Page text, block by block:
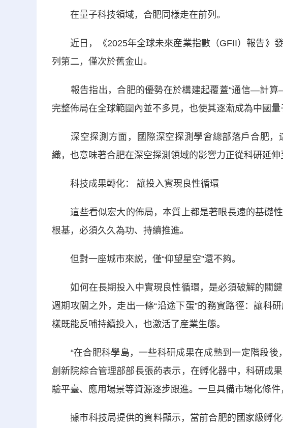
在量子科技領域，合肥同樣走在前列。
近日，《2025年全球未來産業指數（GFII）報告》
列第二，僅次於舊金山。
報告指出，合肥的優勢在於構建起覆蓋“通信—計算
完整佈局在全球範圍內並不多見，也使其逐漸成為中國量
深空探測方面，國際深空探測學會總部落戶合肥，
織，也意味著合肥在深空探測領域的影響力正從科研延伸
科技成果轉化： 讓投入實現良性循環
這些看似宏大的佈局，本質上都是著眼長遠的基礎
根基，必須久久為功、持續推進。
但對一座城市來説，僅“仰望星空”還不夠。
如何在長期投入中實現良性循環，是必須破解的關鍵
週期攻關之外，走出一條“沿途下蛋”的務實路徑：讓科
樣既能反哺持續投入，也激活了産業生態。
“在合肥科學島，一些科研成果在成熟到一定階段後
創新院綜合管理部部長張菂表示，在孵化器中，科研成
驗平臺、應用場景等資源逐步跟進。一旦具備市場化條件
據市科技局提供的資料顯示，當前合肥的國家級孵化